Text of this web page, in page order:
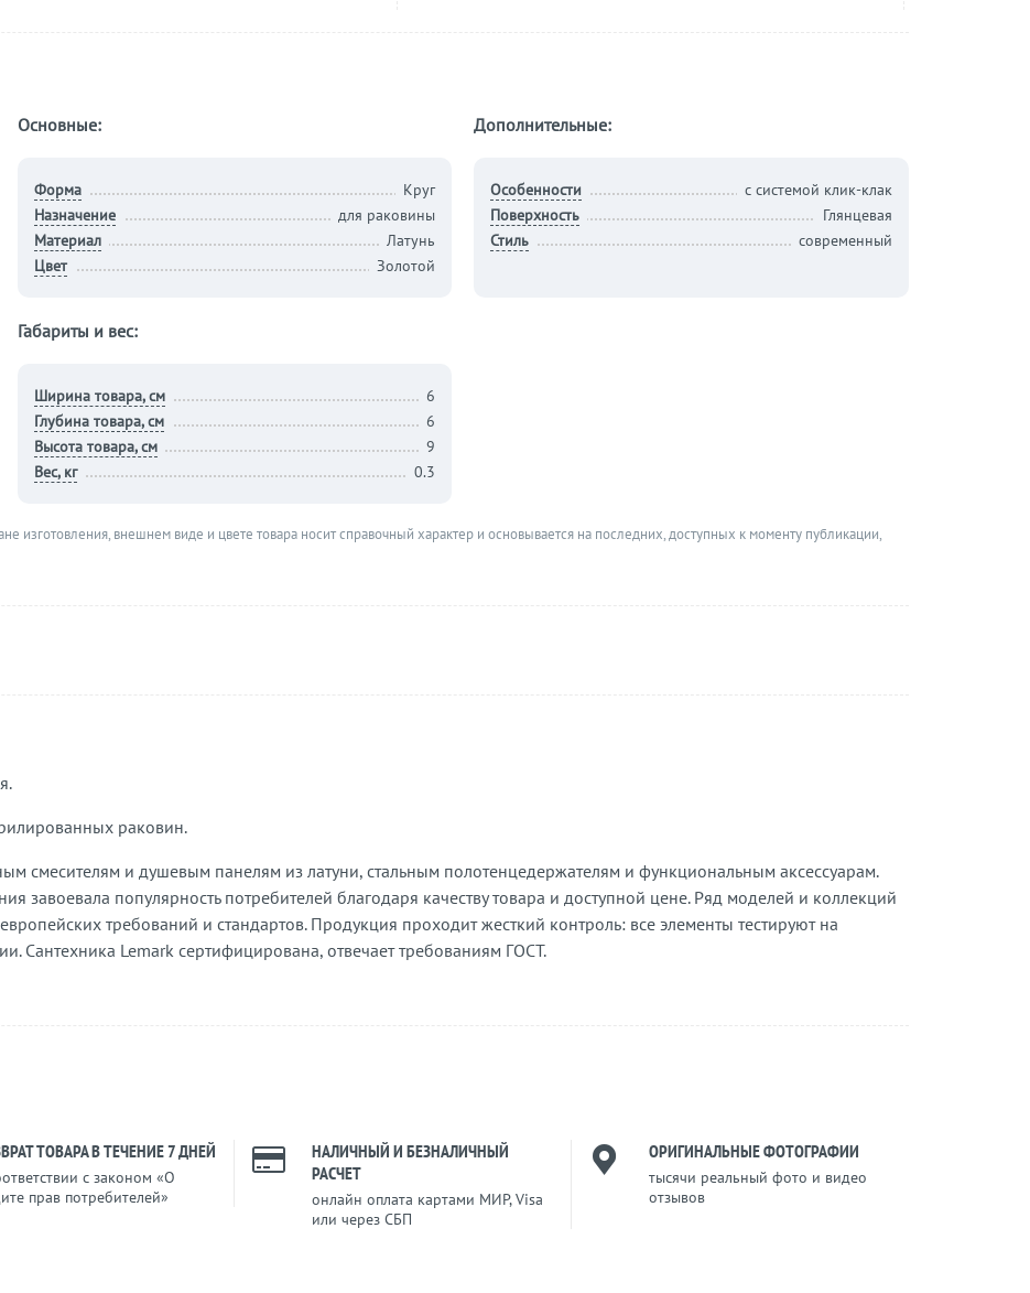
раковин.
смесителям и душевым панелям из латуни, стальным полотенцедержателям и функциональным аксессуарам.
завоевала популярность потребителей благодаря качеству товара и доступной цене. Ряд моделей и коллекций
требований и стандартов. Продукция проходит жесткий контроль: все элементы тестируют на
Сантехника Lemark сертифицирована, отвечает требованиям ГОСТ.
ТОВАРА В ТЕЧЕНИЕ 7 ДНЕЙ
с законом «О
прав потребителей»
НАЛИЧНЫЙ И БЕЗНАЛИЧНЫЙ
РАСЧЕТ
онлайн оплата картами МИР, Visa
или через СБП
ОРИГИНАЛЬНЫЕ ФОТОГРАФИИ
тысячи реальный фото и видео
отзывов
Основные:
Форма
Круг
Назначение
для раковины
Материал
Латунь
Цвет
Золотой
Дополнительные:
Особенности
с системой клик-клак
Поверхность
Глянцевая
Стиль
современный
Габариты и вес:
Ширина товара, см
6
Глубина товара, см
6
Высота товара, см
9
Вес, кг
0.3
изготовления, внешнем виде и цвете товара носит справочный характер и основывается на последних, доступных к моменту публикации,